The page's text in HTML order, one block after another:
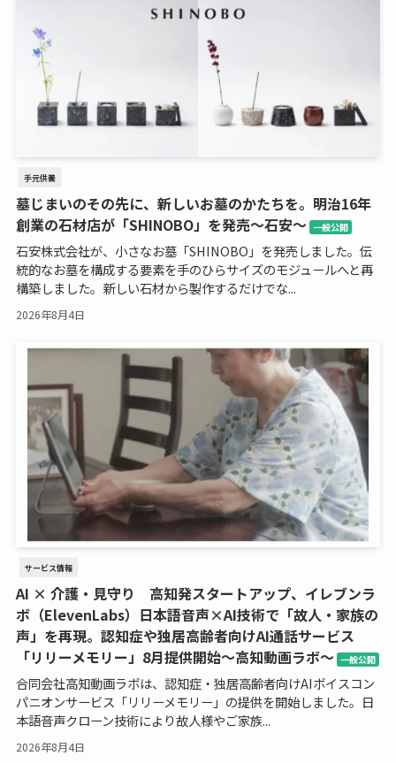
手元供養
墓じまいのその先に、新しいお墓のかたちを。明治16年
創業の石材店が「SHINOBO」を発売～石安～ 一般公開
石安株式会社が、小さなお墓「SHINOBO」を発売しました。伝
統的なお墓を構成する要素を手のひらサイズのモジュールへと再
構築しました。新しい石材から製作するだけでな...
2026年8月4日
サービス情報
AI × 介護・見守り 高知発スタートアップ、イレブンラ
ボ（ElevenLabs）日本語音声×AI技術で「故人・家族の
声」を再現。認知症や独居高齢者向けAI通話サービス
「リリーメモリー」8月提供開始～高知動画ラボ～ 一般公開
合同会社高知動画ラボは、認知症・独居高齢者向けAIボイスコン
パニオンサービス「リリーメモリー」の提供を開始しました。日
本語音声クローン技術により故人様やご家族...
2026年8月4日